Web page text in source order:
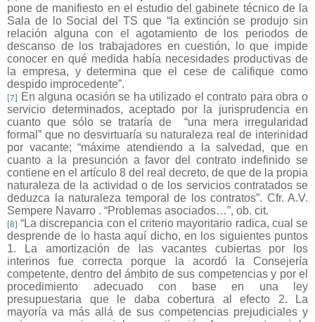
pone de manifiesto en el estudio del gabinete técnico de la
Sala de lo Social del TS que “la extinción se produjo sin
relación alguna con el agotamiento de los periodos de
descanso de los trabajadores en cuestión, lo que impide
conocer en qué medida había necesidades productivas de
la empresa, y determina que el cese de califique como
despido improcedente”.
[7]
En alguna ocasión se ha utilizado el contrato para obra o
servicio determinados, aceptado por la jurisprudencia en
cuanto que sólo se trataría de
“una mera irregularidad
formal” que no desvirtuaría su naturaleza real de interinidad
por vacante; “máxime atendiendo a la salvedad, que en
cuanto a la presunción a favor del contrato indefinido se
contiene en el artículo 8 del real decreto, de que de la propia
naturaleza de la actividad o de los servicios contratados se
deduzca la naturaleza temporal de los contratos”. Cfr. A.V.
Sempere Navarro . “Problemas asociados…”, ob. cit.
[8] “La discrepancia con el criterio mayoritario radica, cual se
desprende de lo hasta aquí dicho, en los siguientes puntos
1. La amortización de las vacantes cubiertas por los
interinos fue correcta porque la acordó la Consejería
competente, dentro del ámbito de sus competencias y por el
procedimiento adecuado con base en una ley
presupuestaria que le daba cobertura al efecto 2. La
mayoría va más allá de sus competencias prejudiciales y